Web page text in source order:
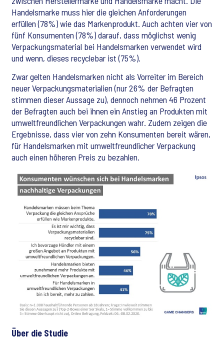
Handelsmarke muss hier die gleichen Anforderungen
erfüllen (78%) wie das Markenprodukt. Auch achten vier von
fünf Konsumenten (78%) darauf, dass möglichst wenig
Verpackungsmaterial bei Handelsmarken verwendet wird
und wenn, dieses recyclebar ist (75%).
Zwar gelten Handelsmarken nicht als Vorreiter im Bereich
neuer Verpackungsmaterialien (nur 26% der Befragten
stimmen dieser Aussage zu), dennoch nehmen 46 Prozent
der Befragten auch bei ihnen ein Anstieg an Produkten mit
umweltfreundlichen Verpackungen wahr. Zudem zeigen die
Ergebnisse, dass vier von zehn Konsumenten bereit wären,
für Handelsmarken mit umweltfreundlicher Verpackung
auch einen höheren Preis zu bezahlen.
Über die Studie